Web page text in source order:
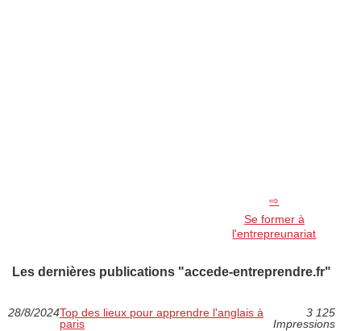
Se former à
l'entrepreunariat
Les dernières publications "accede-entreprendre.fr"
28/8/2024Top des lieux pour apprendre l'anglais à
paris
3 125
Impressions